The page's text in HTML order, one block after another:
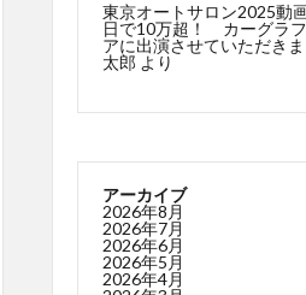
東京オートサロン2025動
日で10万超！ カーグラ
アに出演させていただき
太郎 より
アーカイブ
2026年8月
2026年7月
2026年6月
2026年5月
2026年4月